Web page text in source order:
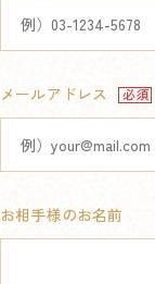
メールアドレス
お相手様のお名前